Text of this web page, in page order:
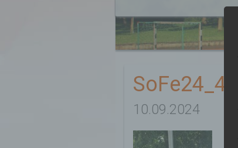
SoFe24_40
10.09.2024